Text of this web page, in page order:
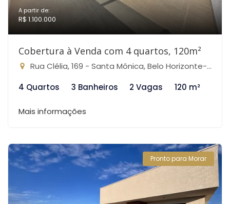
A partir de:
R$ 1.100.000
Cobertura à Venda com 4 quartos, 120m²
Rua Clélia, 169 - Santa Mônica, Belo Horizonte-MG
4 Quartos
3 Banheiros 2 Vagas 120 m²
Mais informações
Pronto para Morar